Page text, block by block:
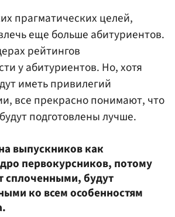
прагматических целей,
еще больше абитуриентов.
рейтингов
у абитуриентов. Но, хотя
иметь привилегий
все прекрасно понимают, что
подготовлены лучше.
выпускников как
первокурсников, потому
сплоченными, будут
ко всем особенностям